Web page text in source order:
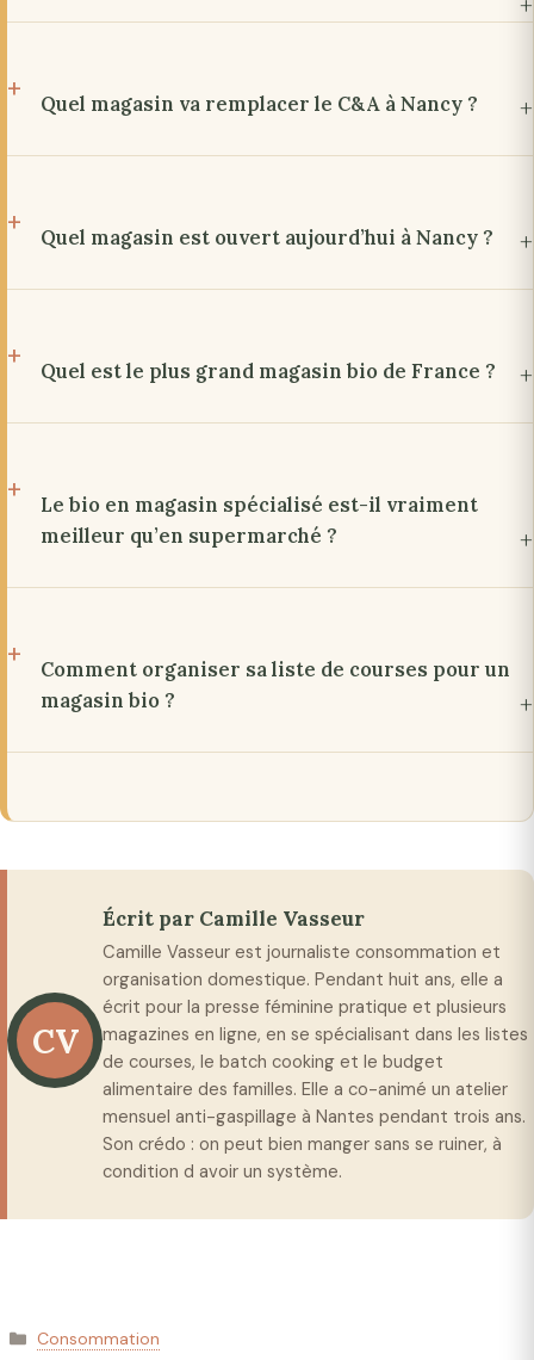
Quel magasin va remplacer le C&A à Nancy ?
Quel magasin est ouvert aujourd’hui à Nancy ?
Quel est le plus grand magasin bio de France ?
Le bio en magasin spécialisé est-il vraiment
meilleur qu’en supermarché ?
Comment organiser sa liste de courses pour un
magasin bio ?
CV
Écrit par Camille Vasseur
Camille Vasseur est journaliste consommation et
organisation domestique. Pendant huit ans, elle a
écrit pour la presse féminine pratique et plusieurs
magazines en ligne, en se spécialisant dans les listes
de courses, le batch cooking et le budget
alimentaire des familles. Elle a co-animé un atelier
mensuel anti-gaspillage à Nantes pendant trois ans.
Son crédo : on peut bien manger sans se ruiner, à
condition d avoir un système.
Catégories
Consommation